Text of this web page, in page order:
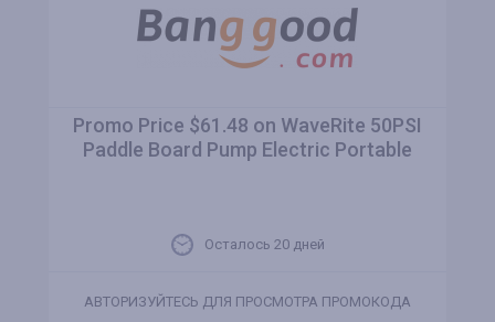
Promo Price $61.48 on WaveRite 50PSI
Paddle Board Pump Electric Portable
Осталось 20 дней
АВТОРИЗУЙТЕСЬ ДЛЯ ПРОСМОТРА ПРОМОКОДА